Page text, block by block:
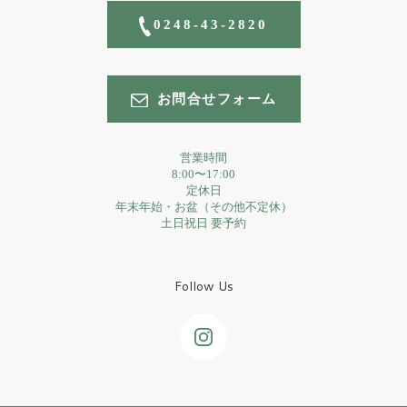
0248-43-2820
お問合せフォーム
営業時間
8:00〜17:00
定休日
年末年始・お盆（その他不定休）
土日祝日 要予約
Follow Us